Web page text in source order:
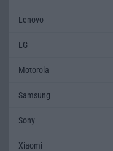
Lenovo
LG
Motorola
Samsung
Sony
Xiaomi